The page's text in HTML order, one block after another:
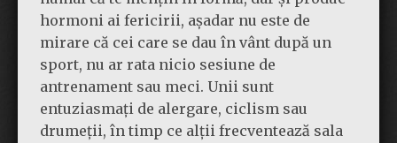
hormoni ai fericirii, așadar nu este de
mirare că cei care se dau în vânt după un
sport, nu ar rata nicio sesiune de
antrenament sau meci. Unii sunt
entuziasmați de alergare, ciclism sau
drumeții, în timp ce alții frecventează sala